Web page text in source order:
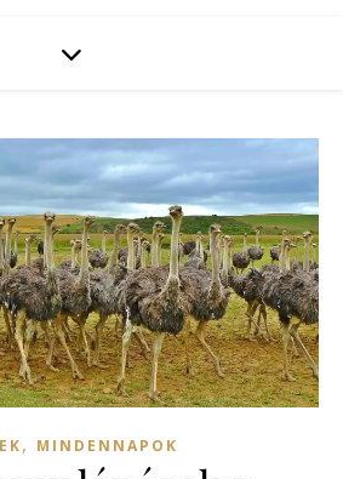
, MINDENNAPOK